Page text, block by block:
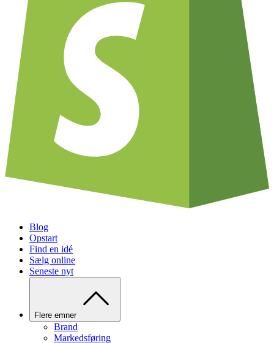
Blog
Opstart
Find en idé
Sælg online
Seneste nyt
Flere emner
Brand
Markedsføring